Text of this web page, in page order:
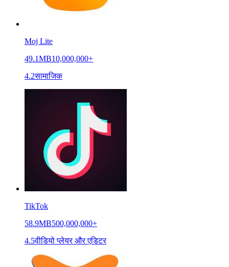
Moj Lite
49.1MB10,000,000+
4.2सामाजिक
TikTok
58.9MB500,000,000+
4.5वीडियो प्लेयर और एडिटर